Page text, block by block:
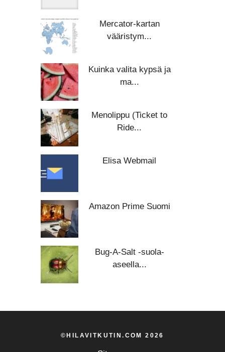
Mercator-kartan
vääristym...
Kuinka valita kypsä ja
ma...
Menolippu (Ticket to
Ride...
Elisa Webmail
Amazon Prime Suomi
Bug-A-Salt -suola-
aseella...
©HILAVITKUTIN.COM 2026